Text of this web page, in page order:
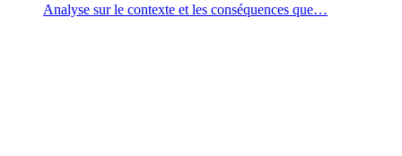
Analyse sur le contexte et les conséquences que…